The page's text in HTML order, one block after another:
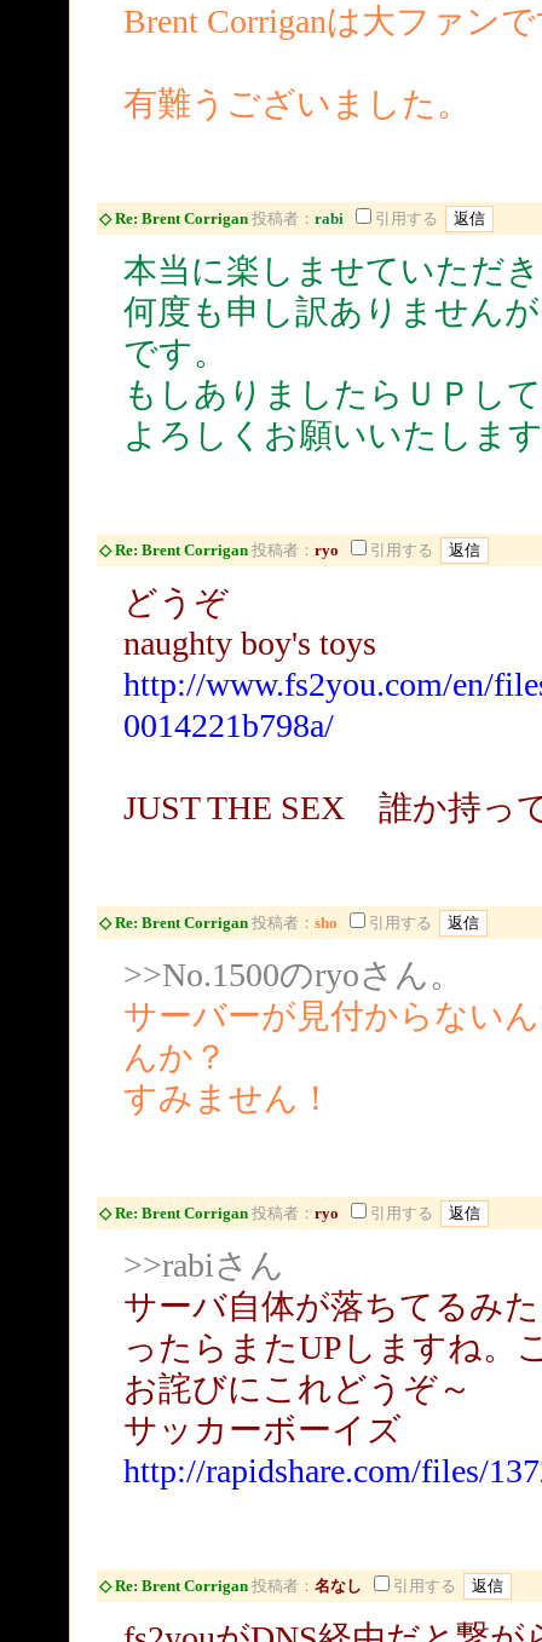
Brent Corriganは大ファン
有難うございました。
◇ Re: Brent Corrigan 投稿者： rabi 引用する
本当に楽しませていただ
何度も申し訳ありませんが
です。
もしありましたらＵＰし
よろしくお願いいたしま
◇ Re: Brent Corrigan 投稿者： ryo 引用する
どうぞ
naughty boy's toys
http://www.fs2you.com/en/
0014221b798a/
JUST THE SEX 誰か持っ
◇ Re: Brent Corrigan 投稿者： sho 引用する
>>No.1500のryoさん。
サーバーが見付からない
んか？
すみません！
◇ Re: Brent Corrigan 投稿者： ryo 引用する
>>rabiさん
サーバ自体が落ちてるみ
ったらまたUPしますね。
お詫びにこれどうぞ～
サッカーボーイズ
http://rapidshare.com/files/
◇ Re: Brent Corrigan 投稿者： 名なし 引用する